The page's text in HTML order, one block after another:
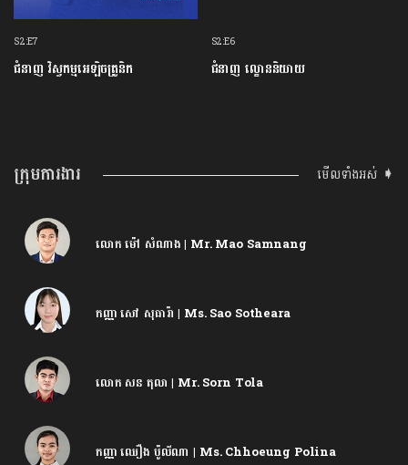
S2:E7
ជំនាញ វិស្វកម្មអេឡិចត្រូនិក
S2:E6
ជំនាញ ល្ខោននិយាយ
ក្រុមការងារ មើលទាំងអស់ ➧
លោក ម៉ៅ សំណាង | Mr. Mao Samnang
កញ្ញា សៅ សុធារ៉ា | Ms. Sao Sotheara
លោក សន តុលា | Mr. Sorn Tola
កញ្ញា ឈឿង ប៉ូលីណា | Ms. Chhoeung Polina